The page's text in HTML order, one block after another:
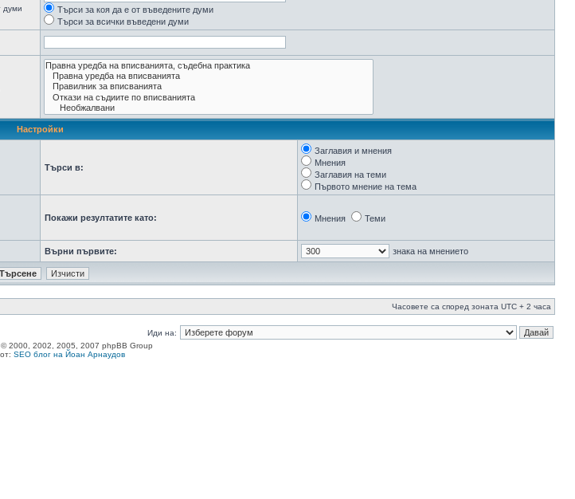
думи
Търси за коя да е от въведените думи
Търси за всички въведени думи
Настройки
Търси в:
Заглавия и мнения
Мнения
Заглавия на теми
Първото мнение на тема
Покажи резултатите като: Мнения Теми
Върни първите: знака на мнението
Часовете са според зоната UTC + 2 часа
Иди на:
© 2000, 2002, 2005, 2007 phpBB Group
SEO блог на Йоан Арнаудов